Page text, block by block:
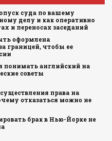
суда по вашему
делу и как оперативно
и переносах заседаний
оформлена
границей, чтобы ее
понимать английский на
советы
права на
отказаться можно не
брак в Нью-Йорке не